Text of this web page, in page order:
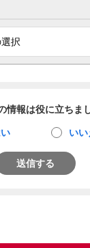
択
情報は役に立ちま
いい
送信する